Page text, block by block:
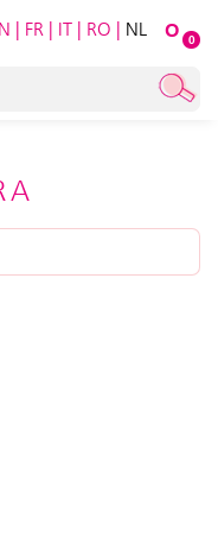
O 0
| FR | IT | RO | NL